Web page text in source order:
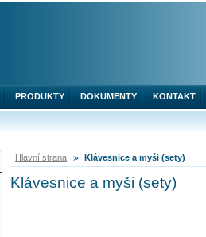
Hlavní strana Klávesnice a myši (sety)
Klávesnice a myši (sety)
PRODUKTY DOKUMENTY KONTAKT